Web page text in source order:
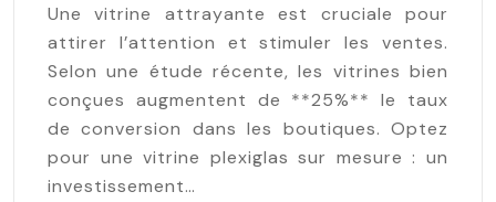
Une vitrine attrayante est cruciale pour
attirer l’attention et stimuler les ventes.
Selon une étude récente, les vitrines bien
conçues augmentent de **25%** le taux
de conversion dans les boutiques. Optez
pour une vitrine plexiglas sur mesure : un
investissement…